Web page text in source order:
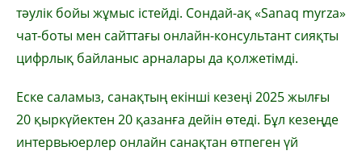
тәулік бойы жұмыс істейді. Сондай-ақ «Sanaq myrza»
чат-боты мен сайттағы онлайн-консультант сияқты
цифрлық байланыс арналары да қолжетімді.
Еске саламыз, санақтың екінші кезеңі 2025 жылғы
20 қыркүйектен 20 қазанға дейін өтеді. Бұл кезеңде
интервьюерлер онлайн санақтан өтпеген үй